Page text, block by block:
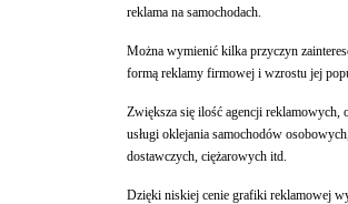
reklama na samochodach.
Można wymienić kilka przyczyn
formą reklamy firmowej i wzrostu jej
Zwiększa się ilość agencji reklamowych,
usługi oklejania samochodów
dostawczych, ciężarowych itd.
Dzięki niskiej cenie grafiki reklamowej